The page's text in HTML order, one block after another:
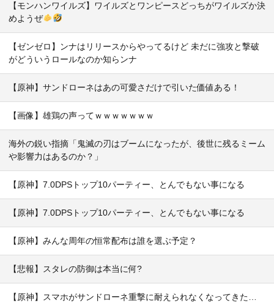
【モンハンワイルズ】ワイルズとワンピースどっちがワイルズか決
めようぜ
【ゼンゼロ】ンナはリリースからやってるけど 未だに強攻と撃破
がどういうロールなのか知らンナ
【原神】サンドローネはあの可愛さだけで引いた価値ある！
【画像】雄鶏の声ってｗｗｗｗｗｗｗ
海外の鋭い指摘「鬼滅の刃はブームになったが、後世に残るミーム
や影響力はあるのか？」
【原神】7.0DPSトップ10パーティー、とんでもない事になる
【原神】7.0DPSトップ10パーティー、とんでもない事になる
【原神】みんな周年の恒常配布は誰を選ぶ予定？
【悲報】スタレの防御は本当に何?
【原神】スマホがサンドローネ重撃に耐えられなくなってきた…